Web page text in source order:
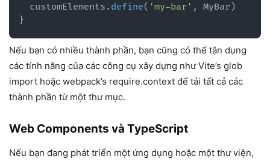
  customElements
. define( 'my-bar' , MyBar )
}
Nếu bạn có nhiều thành phần, bạn cũng có thể tận dụng
các tính năng của các công cụ xây dựng như Vite’s glob
import hoặc webpack’s require.context để tải tất cả các
thành phần từ một thư mục.
Web Components và TypeScript
Nếu bạn đang phát triển một ứng dụng hoặc một thư viện,